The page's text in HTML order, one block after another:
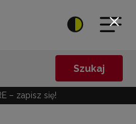
Szukaj
– zapisz się!